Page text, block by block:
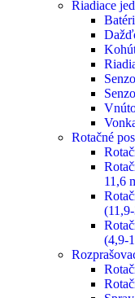
Riadiace
Rotačné
11,6
(4,9-